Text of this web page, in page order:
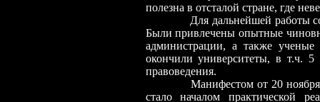
полезна в отсталой стране, где
Для дальнейшей работы
Были привлечены опытные
администрации, а также
окончили университеты, в т.ч.
правоведения.
Манифестом от 20 ноября
стало началом практической